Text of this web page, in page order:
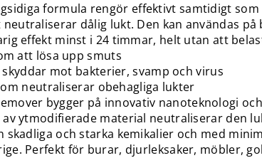
formula rengör effektivt samtidigt
dålig lukt. Den kan användas
effekt minst i 24 timmar, helt utan att
att lösa upp smuts
mot bakterier, svamp och virus
neutraliserar obehagliga lukter
bygger på innovativ nanoteknologi
ytmodifierade material neutraliserar den
skadliga och starka kemikalier och med
Perfekt för burar, djurleksaker, möbler,